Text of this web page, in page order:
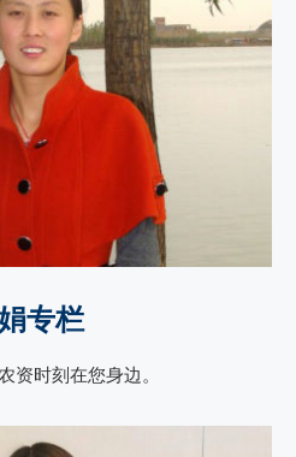
专栏
资时刻在您身边。